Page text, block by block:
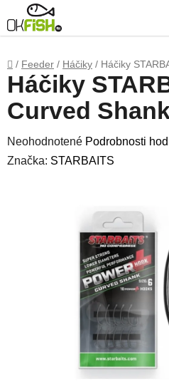
Prejsť na obsah
Domov
/ Feeder / Háčiky / Háčiky
Háčiky
Curved
Priemerné hodnotenie produktu
Neohodnotené Podrobnosti
Značka: STARBAITS